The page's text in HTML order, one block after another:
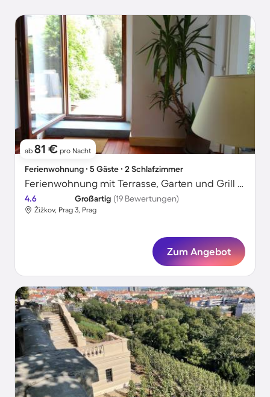
ab 81 € pro Nacht
Ferienwohnung ∙ 5 Gäste ∙ 2 Schlafzimmer
Ferienwohnung mit Terrasse, Garten und Grill | Ideal für Homeoffice
4.6 Großartig (19 Bewertungen)
Žižkov, Prag 3, Prag
Zum Angebot